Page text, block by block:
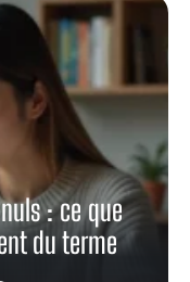
: ce que
du terme